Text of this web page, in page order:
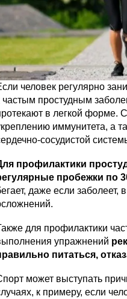
человек регулярно
частым простудным
в легкой форме.
иммунитета, а
сосудистой
профилактики
пробежки по
даже если
для профилактики
упражнений
питаться,
может выступать
к примеру, если